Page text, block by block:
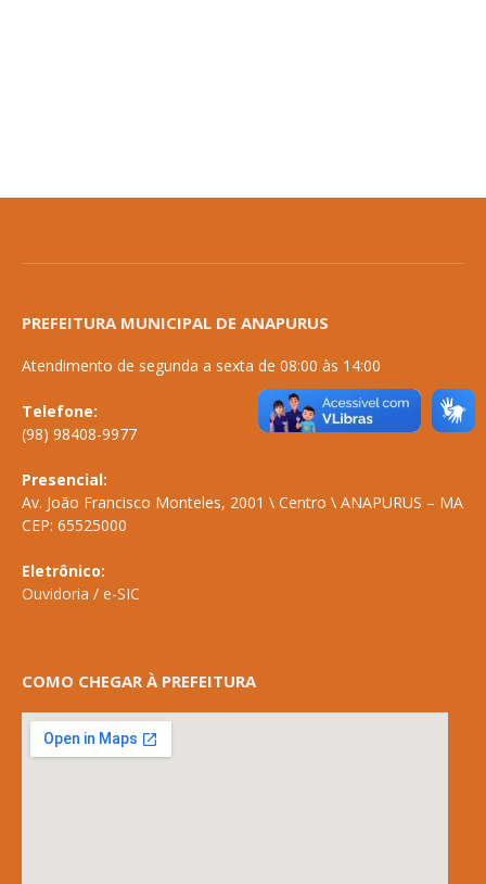
PREFEITURA MUNICIPAL DE ANAPURUS
Atendimento de segunda a sexta de 08:00 às 14:00
Telefone:
(98) 98408-9977
Presencial:
Av. João Francisco Monteles, 2001 \ Centro \ ANAPURUS – MA
CEP: 65525000
Eletrônico:
Ouvidoria / e-SIC
COMO CHEGAR À PREFEITURA